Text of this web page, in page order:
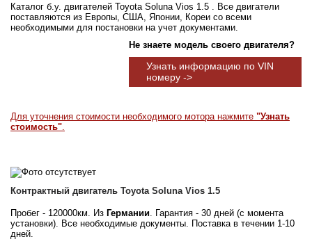
Каталог б.у. двигателей Toyota Soluna Vios 1.5 . Все двигатели
поставляются из Европы, США, Японии, Кореи со всеми
необходимыми для постановки на учет документами.
Не знаете модель своего двигателя?
Узнать информацию по VIN
номеру ->
Для уточнения стоимости необходимого мотора нажмите "Узнать
стоимость"
Контрактный двигатель Toyota Soluna Vios 1.5
Пробег - 120000км. Из Германии . Гарантия - 30 дней (с момента
установки). Все необходимые документы. Поставка в течении 1-10
дней.